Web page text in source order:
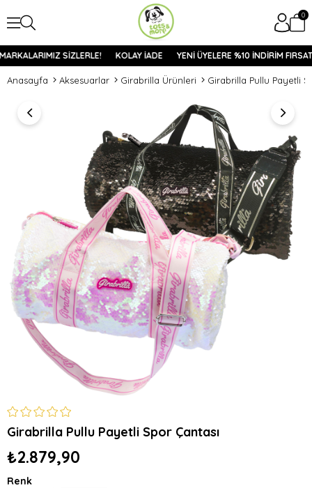
0
SİZLERLE! KOLAY İADE YENİ ÜYELERE %10 İNDİRİM FIRSATI
Anasayfa Aksesuarlar Girabrilla Ürünleri Girabrilla Pullu Payetli
Girabrilla Pullu Payetli Spor Çantası
₺2.879,90
Renk